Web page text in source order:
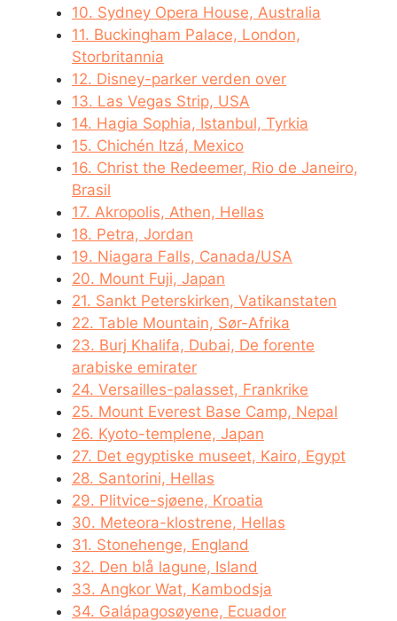
10. Sydney Opera House, Australia
11. Buckingham Palace, London,
Storbritannia
12. Disney-parker verden over
13. Las Vegas Strip, USA
14. Hagia Sophia, Istanbul, Tyrkia
15. Chichén Itzá, Mexico
16. Christ the Redeemer, Rio de Janeiro,
Brasil
17. Akropolis, Athen, Hellas
18. Petra, Jordan
19. Niagara Falls, Canada/USA
20. Mount Fuji, Japan
21. Sankt Peterskirken, Vatikanstaten
22. Table Mountain, Sør-Afrika
23. Burj Khalifa, Dubai, De forente
arabiske emirater
24. Versailles-palasset, Frankrike
25. Mount Everest Base Camp, Nepal
26. Kyoto-templene, Japan
27. Det egyptiske museet, Kairo, Egypt
28. Santorini, Hellas
29. Plitvice-sjøene, Kroatia
30. Meteora-klostrene, Hellas
31. Stonehenge, England
32. Den blå lagune, Island
33. Angkor Wat, Kambodsja
34. Galápagosøyene, Ecuador